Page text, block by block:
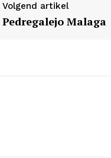
Volgend artikel
Pedregalejo Malaga